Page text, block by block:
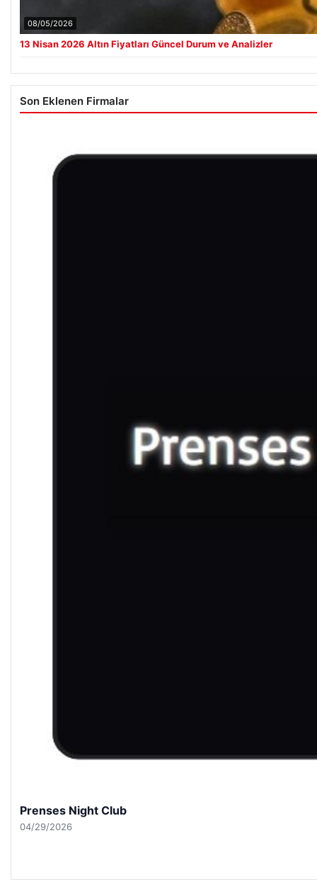
08/05/2026
13 Nisan 2026 Altın Fiyatları Güncel Durum ve Analizler
Son Eklenen Firmalar
Prenses Night Club
04/29/2026